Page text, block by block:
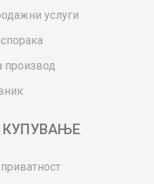
услуги
производ